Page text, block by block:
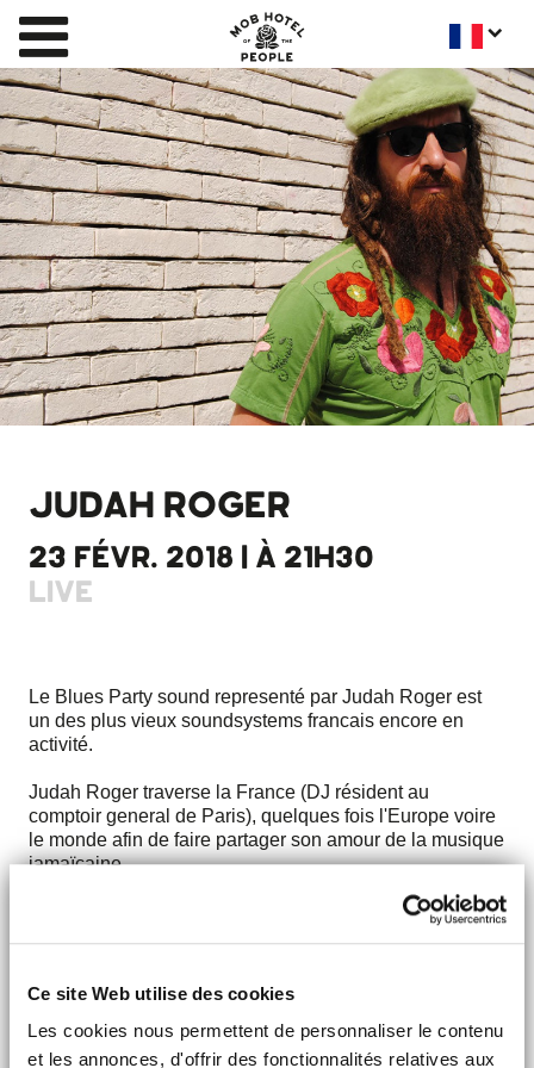
Ce site Web utilise des cookies
Les cookies nous permettent de personnaliser le contenu
et les annonces, d'offrir des fonctionnalités relatives aux
JUDAH ROGER
23 FÉVR. 2018 | À 21H30
LIVE
Le Blues Party sound representé par Judah Roger est
un des plus vieux soundsystems francais encore en
activité.
Judah Roger traverse la France (DJ résident au
comptoir general de Paris), quelques fois l'Europe voire
le monde afin de faire partager son amour de la musique
jamaïcaine.
Que ce soit en jouant des disques, en accompagnant
musique et des bonnes vibrations.
> Découvrir